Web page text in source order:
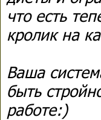
что есть
кролик на
Ваша
быть
работе:)